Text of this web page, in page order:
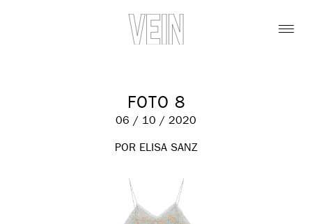
FOTO 8
06 / 10 / 2020
POR ELISA SANZ